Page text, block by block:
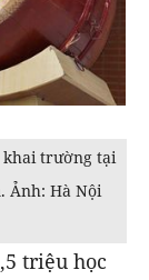
khai trường tại
Ảnh: Hà Nội
triệu học